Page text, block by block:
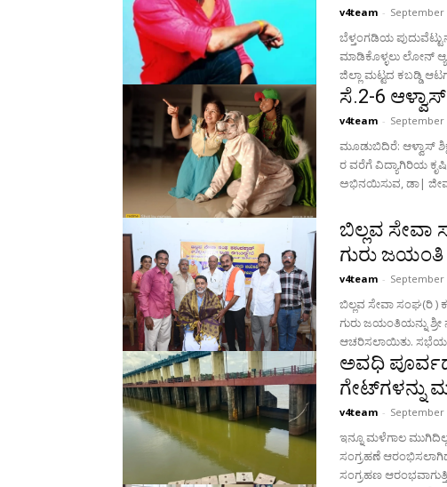
v4team - September
ಬೆಳ್ತಂಗಡಿಯ
ಮಾಡಿಕೊಳ್ಳಲು ಲೋನ್
ಜಿಲ್ಲಾ ಮಟ್ಟದ ಕಬಡ್ಡಿ
ಸೆ.2-6
v4team - September
ಮೂಡುಬಿದಿರೆ: ಆಳ್ವಾಸ್
ರ ವರೆಗೆ ವಿದ್ಯಾಗಿರಿಯ
ಅಭಿನಯಿಸುವ, ಡಾ|
ಬಿಲ್ಲವ ಸೇವಾ
ಗುರು
v4team - September
ಬಿಲ್ಲವ ಸೇವಾ ಸಂಘ(ರಿ )
ಗುರು ಜಯಂತಿಯನ್ನು ಶ್ರೀ ನಾರಾಯಣ ಗುರು ಸಭಾ ಮಂಟಪದಲ್ಲಿ ವಿಜೃಂಭಣೆಯಿಂದ
ಆಚರಿಸಲಾಯಿತು. ಸಭೆಯಲ್ಲಿ
ಅವಧಿ
ಗೇಟ್‍ಗಳನ್ನು
v4team - September
ಇನ್ನೂ ಮಳೆಗಾಲ
ಸಂಗ್ರಹಣೆ
ಸಂಗ್ರಹಣ